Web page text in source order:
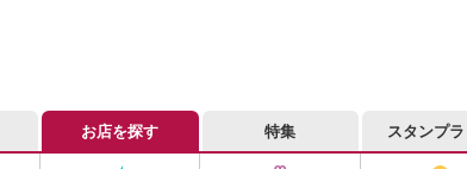
お店を探す 特集 スタンプ